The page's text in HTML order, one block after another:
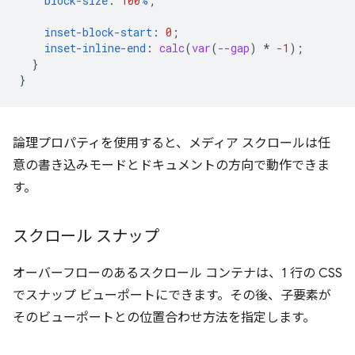
inset-block-start : 0 ;
inset-inline-end : calc(var(--gap) * -1 );
}
}
論理プロパティを使用すると、メディア スクロールは任
意の書き込みモードとドキュメントの方向で動作できま
す。
スクロール スナップ
オーバーフローのあるスクロール コンテナは、1 行の CSS
でスナップ ビューポートにできます。その後、子要素が
そのビューポートとの位置合わせ方法を指定します。